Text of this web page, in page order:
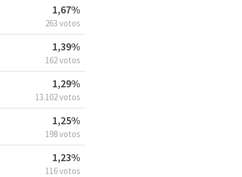
1,67%
263 votos
1,39%
162 votos
1,29%
13.102 votos
1,25%
198 votos
1,23%
116 votos